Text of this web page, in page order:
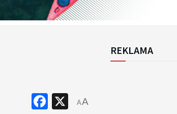
Facebook
X
AA
REKLAMA